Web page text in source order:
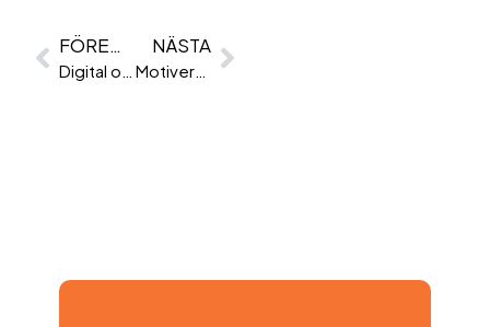
FÖREGÅENDE
Digital onboarding – Så lyckas ni!
NÄSTA
Motivera Dig In I Det Nya Året